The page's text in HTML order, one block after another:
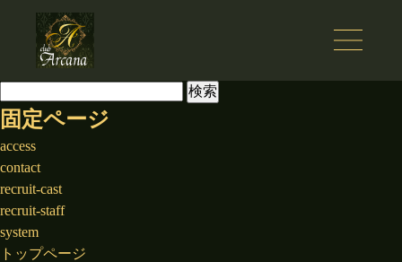
索:
固定ページ
access
contact
recruit-cast
recruit-staff
system
トップページ